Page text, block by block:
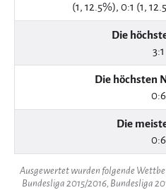
(1, 12.5%), 0:1 (1,
Die
3:1
Die höchsten
0:6
Die
0:6
Ausgewertet wurden folgende
Bundesliga 2015/2016, Bundesliga